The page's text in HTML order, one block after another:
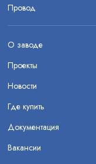
Провод
О заводе
Проекты
Новости
Где купить
Документация
Вакансии